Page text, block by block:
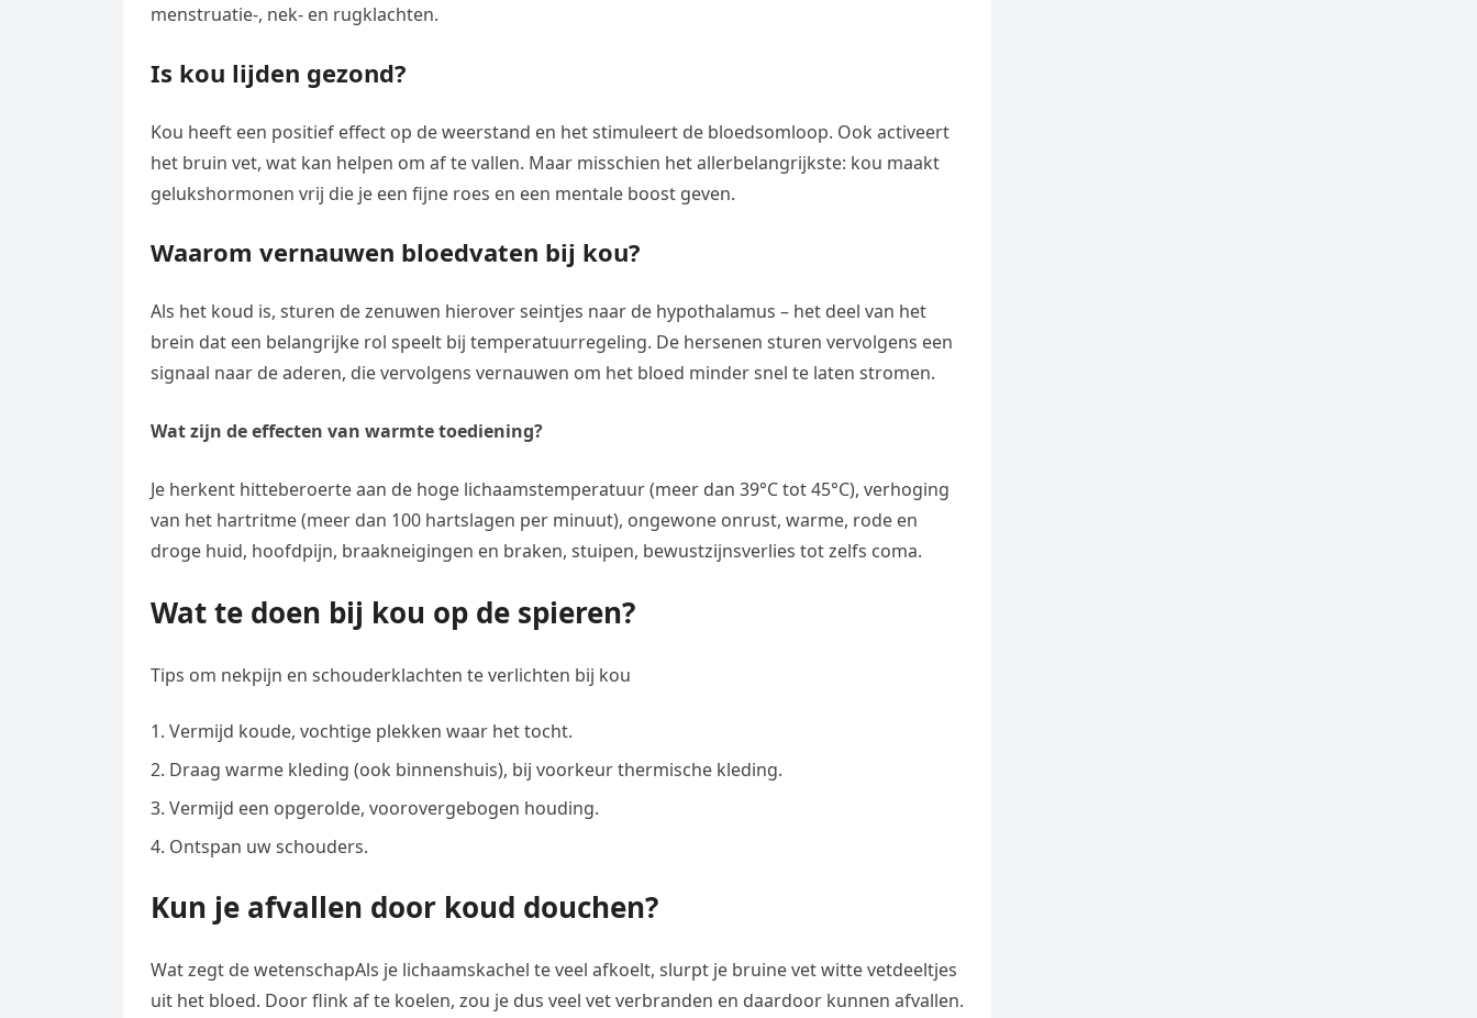
menstruatie-, nek- en rugklachten.
Is kou lijden gezond?
Kou heeft een positief effect op de weerstand en het stimuleert de bloedsomloop. Ook activeert
het bruin vet, wat kan helpen om af te vallen. Maar misschien het allerbelangrijkste: kou maakt
gelukshormonen vrij die je een fijne roes en een mentale boost geven.
Waarom vernauwen bloedvaten bij kou?
Als het koud is, sturen de zenuwen hierover seintjes naar de hypothalamus – het deel van het
brein dat een belangrijke rol speelt bij temperatuurregeling. De hersenen sturen vervolgens een
signaal naar de aderen, die vervolgens vernauwen om het bloed minder snel te laten stromen.
Wat zijn de effecten van warmte toediening?
Je herkent hitteberoerte aan de hoge lichaamstemperatuur (meer dan 39°C tot 45°C), verhoging
van het hartritme (meer dan 100 hartslagen per minuut), ongewone onrust, warme, rode en
droge huid, hoofdpijn, braakneigingen en braken, stuipen, bewustzijnsverlies tot zelfs coma.
Wat te doen bij kou op de spieren?
Tips om nekpijn en schouderklachten te verlichten bij kou
Vermijd koude, vochtige plekken waar het tocht.
Draag warme kleding (ook binnenshuis), bij voorkeur thermische kleding.
Vermijd een opgerolde, voorovergebogen houding.
Ontspan uw schouders.
Kun je afvallen door koud douchen?
Wat zegt de wetenschapAls je lichaamskachel te veel afkoelt, slurpt je bruine vet witte vetdeeltjes
uit het bloed. Door flink af te koelen, zou je dus veel vet verbranden en daardoor kunnen afvallen.